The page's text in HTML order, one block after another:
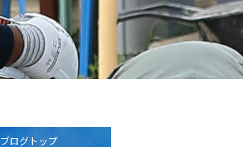
ブログトップ